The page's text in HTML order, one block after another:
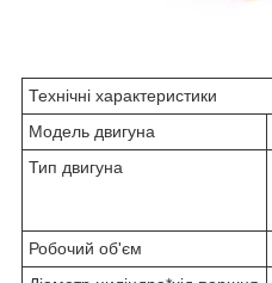
Технічні характеристики
Модель двигуна
Тип двигуна
Робочий об'єм